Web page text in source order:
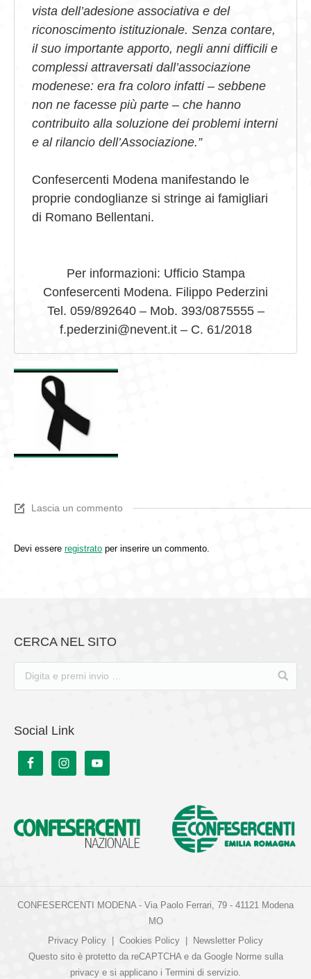
vista dell’adesione associativa e del
riconoscimento istituzionale. Senza contare,
il suo importante apporto, negli anni difficili e
complessi attraversati dall’associazione
modenese: era fra coloro infatti – sebbene
non ne facesse più parte – che hanno
contribuito alla soluzione dei problemi interni
e al rilancio dell’Associazione.”
Confesercenti Modena manifestando le
proprie condoglianze si stringe ai famigliari
di Romano Bellentani.
Per informazioni: Ufficio Stampa
Confesercenti Modena. Filippo Pederzini
Tel. 059/892640 – Mob. 393/0875555 –
f.pederzini@nevent.it – C. 61/2018
Lascia un commento
Devi essere registrato per inserire un commento.
CERCA NEL SITO
Social Link
CONFESERCENTI MODENA - Via Paolo Ferrari, 79 - 41121 Modena
MO
Privacy Policy | Cookies Policy | Newsletter Policy
Questo sito è protetto da reCAPTCHA e da Google Norme sulla
privacy e si applicano i Termini di servizio